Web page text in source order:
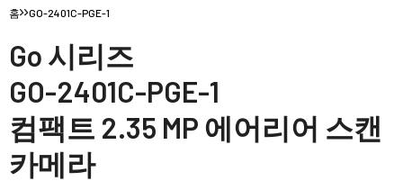
홈 GO-2401C-PGE-1
Go 시리즈
GO-2401C-PGE-1
컴팩트 2.35 MP 에어리어 스캔
카메라